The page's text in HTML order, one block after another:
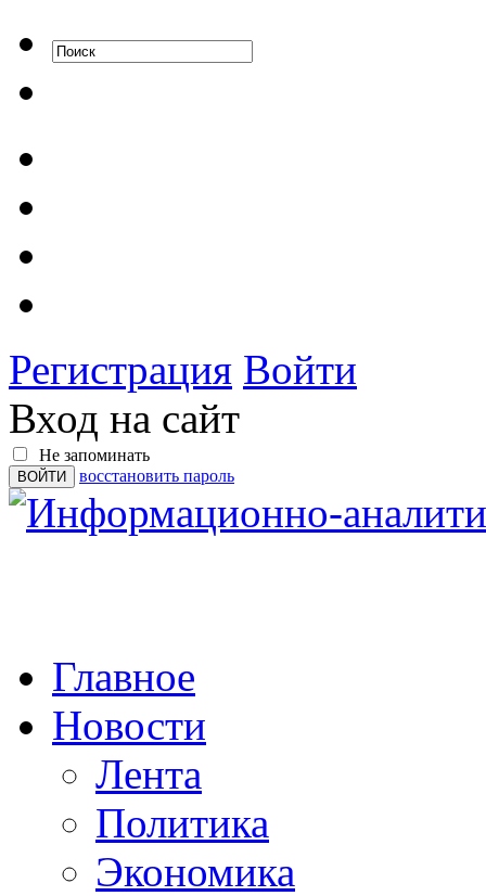
Регистрация Войти
Вход на сайт
Не запоминать
восстановить пароль
Главное
Новости
Лента
Политика
Экономика